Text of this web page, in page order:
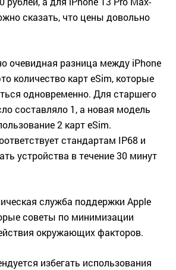
сказать, что цены довольно
очевидная разница между iPhone
количество карт eSim, которые
одновременно. Для старшего
составляло 1, а новая модель
2 карт eSim.
стандартам IP68 и
устройства в течение 30 минут
служба поддержки Apple
советы по минимизации
окружающих факторов.
избегать использования